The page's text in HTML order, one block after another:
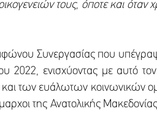
τους, όποτε και
Συνεργασίας που
ενισχύοντας με αυτό
και των ευάλωτων
της Ανατολικής